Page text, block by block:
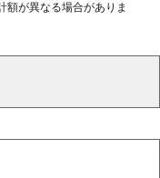
額が異なる場合がありま